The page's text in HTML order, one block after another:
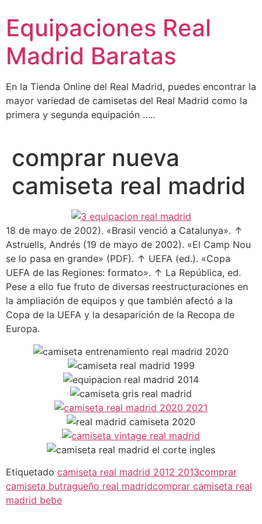
contenido
Equipaciones Real
Madrid Baratas
En la Tienda Online del Real Madrid, puedes encontrar la
mayor variedad de camisetas del Real Madrid como la
primera y segunda equipación …..
comprar nueva
camiseta real madrid
18 de mayo de 2002). «Brasil venció a Catalunya». ↑
Astruells, Andrés (19 de mayo de 2002). «El Camp Nou
se lo pasa en grande» (PDF). ↑ UEFA (ed.). «Copa
UEFA de las Regiones: formato». ↑ La República, ed.
Pese a ello fue fruto de diversas reestructuraciones en
la ampliación de equipos y que también afectó a la
Copa de la UEFA y la desaparición de la Recopa de
Europa.
Etiquetado camiseta real madrid 2012 2013comprar
camiseta butragueño real madridcomprar camiseta real
madrid bebe